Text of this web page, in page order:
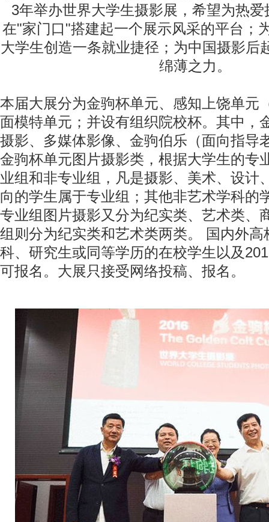
3年举办世界大学生摄影展，希望为热
在"家门口"搭建起一个展示风采的平台；
大学生创造一条就业捷径；为中国摄影后
绵薄之力。
本届大展分为金驹杯单元、感知上饶单元
面模特单元；并设有组织院校杯。其中，
摄影、多媒体影像、金驹伯乐（面向指导
金驹杯单元图片摄影类，根据大学生的专
业组和非专业组，凡是摄影、美术、设计
向的学生属于专业组；其他非艺术学科的
专业组图片摄影又分为纪实类、艺术类、
组则分为纪实类和艺术类两类。 国内外高
科、研究生或同等学历的在校学生以及
可报名。大展只接受网络投稿、报名。